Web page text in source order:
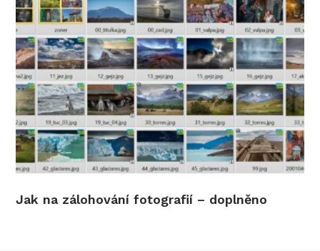
Jak na zálohování fotografií – doplněno